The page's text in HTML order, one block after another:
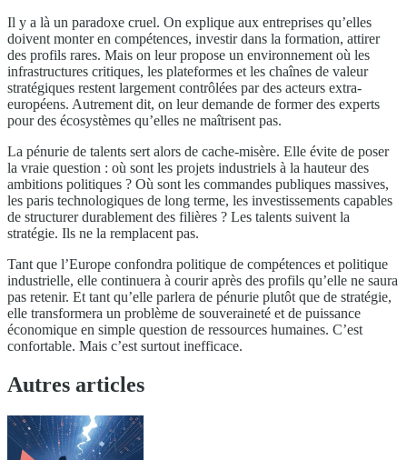
Il y a là un paradoxe cruel. On explique aux entreprises qu’elles
doivent monter en compétences, investir dans la formation, attirer
des profils rares. Mais on leur propose un environnement où les
infrastructures critiques, les plateformes et les chaînes de valeur
stratégiques restent largement contrôlées par des acteurs extra-
européens. Autrement dit, on leur demande de former des experts
pour des écosystèmes qu’elles ne maîtrisent pas.
La pénurie de talents sert alors de cache-misère. Elle évite de poser
la vraie question : où sont les projets industriels à la hauteur des
ambitions politiques ? Où sont les commandes publiques massives,
les paris technologiques de long terme, les investissements capables
de structurer durablement des filières ? Les talents suivent la
stratégie. Ils ne la remplacent pas.
Tant que l’Europe confondra politique de compétences et politique
industrielle, elle continuera à courir après des profils qu’elle ne saura
pas retenir. Et tant qu’elle parlera de pénurie plutôt que de stratégie,
elle transformera un problème de souveraineté et de puissance
économique en simple question de ressources humaines. C’est
confortable. Mais c’est surtout inefficace.
Autres articles